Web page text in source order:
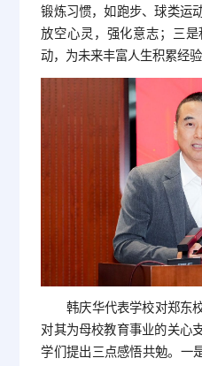
锻炼习惯，如跑步、球类运
放空心灵，强化意志；三
动，为未来丰富人生积累经验
韩庆华代表学校对郑东
对其为母校教育事业的关心
学们提出三点感悟共勉。一